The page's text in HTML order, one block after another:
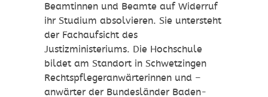
Beamtinnen und Beamte auf Widerruf
ihr Studium absolvieren. Sie untersteht
der Fachaufsicht des
Justizministeriums. Die Hochschule
bildet am Standort in Schwetzingen
Rechtspflegeranwärterinnen und –
anwärter der Bundesländer Baden-